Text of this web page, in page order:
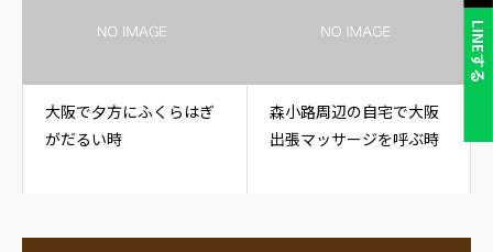
LINEする
大阪で夕方にふくらはぎ
がだるい時
森小路周辺の自宅で大阪
出張マッサージを呼ぶ時